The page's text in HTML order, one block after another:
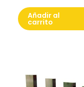
Añadir al
carrito